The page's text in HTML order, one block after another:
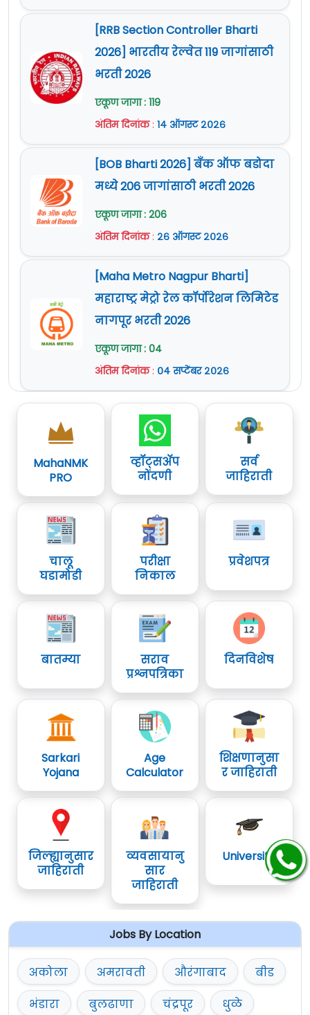
[RRB Section Controller Bharti
2026] भारतीय रेल्वेत 119 जागांसाठी
भरती 2026
एकूण जागा : 119
अंतिम दिनांक: १४ ऑगस्ट २०२६
[BOB Bharti 2026] बँक ऑफ बडोदा
मध्ये 206 जागांसाठी भरती 2026
एकूण जागा : 206
अंतिम दिनांक: २६ ऑगस्ट २०२६
[Maha Metro Nagpur Bharti]
महाराष्ट्र मेट्रो रेल कॉर्पोरेशन लिमिटेड
नागपूर भरती 2026
एकूण जागा : 04
अंतिम दिनांक: ०४ सप्टेंबर २०२६
MahaNMK
PRO
व्हॉट्सॲप
नोंदणी
सर्व
जाहिराती
चालू
घडामोडी
परीक्षा
निकाल
प्रवेशपत्र
बातम्या
सराव
प्रश्नपत्रिका
दिनविशेष
Sarkari
Yojana
Age
Calculator
शिक्षणानुसा
र जाहिराती
जिल्ह्यानुसार
जाहिराती
व्यवसायानु
सार
जाहिराती
University
Jobs By Location
अकोला अमरावती औरंगाबाद
बीड
भंडारा
बुलढाणा चंद्रपूर
धुळे